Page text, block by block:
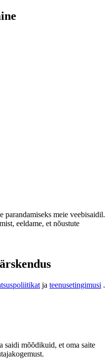
parandamiseks meie veebisaidil.
eeldame, et nõustute
ja teenusetingimusi .
saidi mõõdikuid, et oma saite